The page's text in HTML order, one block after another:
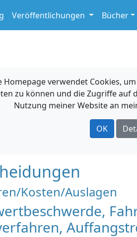
Veröffentlichungen Bücher
Homepage verwendet Cookies,
zu können und die Zugriffe auf
Nutzung meiner Website an
OK
Kosten/Auslagen